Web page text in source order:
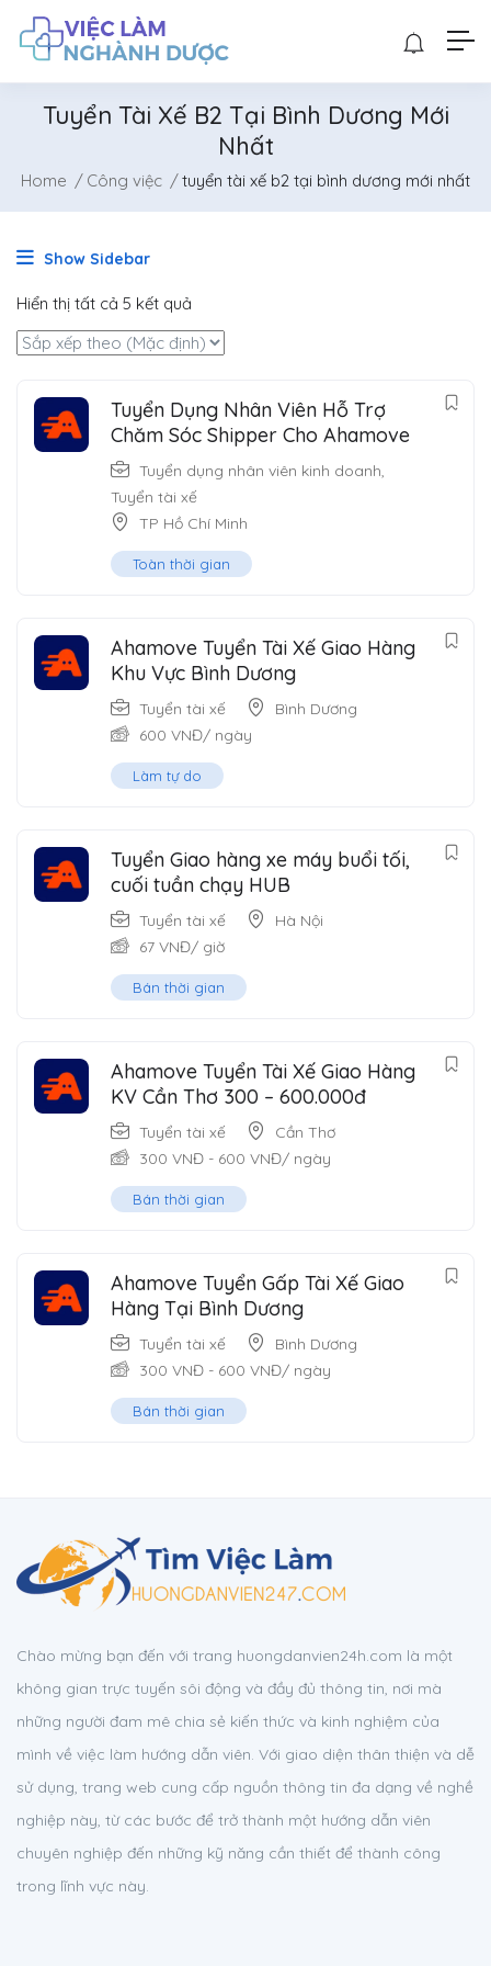
Tuyển Tài Xế B2 Tại Bình Dương Mới
Nhất
Home Công việc tuyển tài xế b2 tại bình dương mới nhất
Show Sidebar
Hiển thị tất cả 5 kết quả
Tuyển Dụng Nhân Viên Hỗ Trợ
Chăm Sóc Shipper Cho Ahamove
Tuyển dụng nhân viên kinh doanh,
Tuyển tài xế
TP Hồ Chí Minh
Toàn thời gian
Ahamove Tuyển Tài Xế Giao Hàng
Khu Vực Bình Dương
Tuyển tài xế
Bình Dương
600 VNĐ/ ngày
Làm tự do
Tuyển Giao hàng xe máy buổi tối,
cuối tuần chạy HUB
Tuyển tài xế
Hà Nội
67 VNĐ/ giờ
Bán thời gian
Ahamove Tuyển Tài Xế Giao Hàng
KV Cần Thơ 300 – 600.000đ
Tuyển tài xế
Cần Thơ
300 VNĐ - 600 VNĐ/ ngày
Bán thời gian
Ahamove Tuyển Gấp Tài Xế Giao
Hàng Tại Bình Dương
Tuyển tài xế
Bình Dương
300 VNĐ - 600 VNĐ/ ngày
Bán thời gian
Chào mừng bạn đến với trang huongdanvien24h.com là một
không gian trực tuyến sôi động và đầy đủ thông tin, nơi mà
những người đam mê chia sẻ kiến thức và kinh nghiệm của
mình về việc làm hướng dẫn viên. Với giao diện thân thiện và dễ
sử dụng, trang web cung cấp nguồn thông tin đa dạng về nghề
nghiệp này, từ các bước để trở thành một hướng dẫn viên
chuyên nghiệp đến những kỹ năng cần thiết để thành công
trong lĩnh vực này.